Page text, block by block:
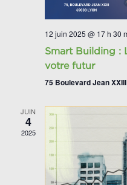
12 juin 2025 @ 17 h 30
Smart Building :
votre futur
75 Boulevard Jean XXIII
JUIN
4
2025